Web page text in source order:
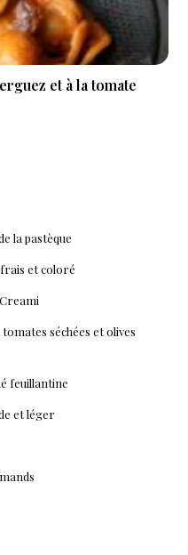
et à la tomate
la pastèque
et coloré
séchées et olives
feuillantine
et léger